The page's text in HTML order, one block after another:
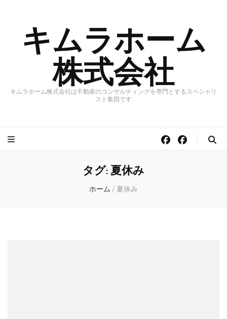
キムラホーム
株式会社
キムラホーム株式会社は不動産のコンサルティングを専門とするスペシャリ
スト集団です
タグ: 夏休み
ホーム / 夏休み